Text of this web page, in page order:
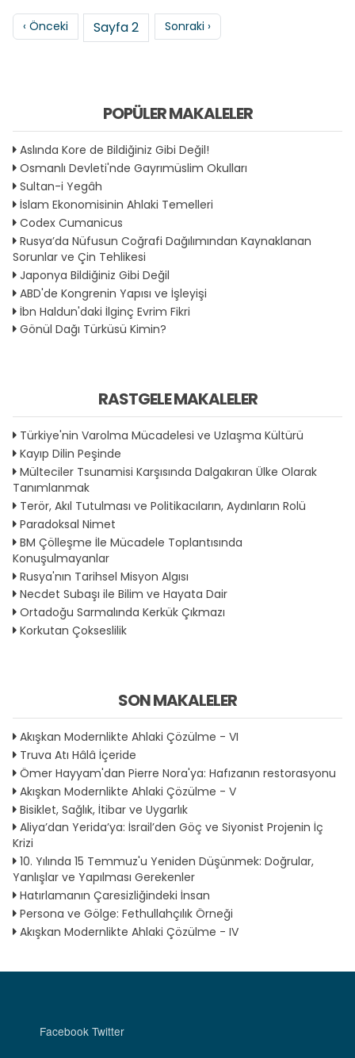
Sayfalama
Önceki sayfa
‹ Önceki Sayfa 2 Sonraki sayfa
Sonraki ›
POPÜLER MAKALELER
Aslında Kore de Bildiğiniz Gibi Değil!
Osmanlı Devleti'nde Gayrımüslim Okulları
Sultan-i Yegâh
İslam Ekonomisinin Ahlaki Temelleri
Codex Cumanicus
Rusya’da Nüfusun Coğrafi Dağılımından Kaynaklanan
Sorunlar ve Çin Tehlikesi
Japonya Bildiğiniz Gibi Değil
ABD'de Kongrenin Yapısı ve İşleyişi
İbn Haldun'daki İlginç Evrim Fikri
Gönül Dağı Türküsü Kimin?
RASTGELE MAKALELER
Türkiye'nin Varolma Mücadelesi ve Uzlaşma Kültürü
Kayıp Dilin Peşinde
Mülteciler Tsunamisi Karşısında Dalgakıran Ülke Olarak
Tanımlanmak
Terör, Akıl Tutulması ve Politikacıların, Aydınların Rolü
Paradoksal Nimet
BM Çölleşme İle Mücadele Toplantısında
Konuşulmayanlar
Rusya'nın Tarihsel Misyon Algısı
Necdet Subaşı ile Bilim ve Hayata Dair
Ortadoğu Sarmalında Kerkük Çıkmazı
Korkutan Çokseslilik
SON MAKALELER
Akışkan Modernlikte Ahlaki Çözülme - VI
Truva Atı Hâlâ İçeride
Ömer Hayyam'dan Pierre Nora'ya: Hafızanın restorasyonu
Akışkan Modernlikte Ahlaki Çözülme - V
Bisiklet, Sağlık, İtibar ve Uygarlık
Aliya’dan Yerida’ya: İsrail’den Göç ve Siyonist Projenin İç
Krizi
10. Yılında 15 Temmuz'u Yeniden Düşünmek: Doğrular,
Yanlışlar ve Yapılması Gerekenler
Hatırlamanın Çaresizliğindeki İnsan
Persona ve Gölge: Fethullahçılık Örneği
Akışkan Modernlikte Ahlaki Çözülme - IV
Facebook Twitter